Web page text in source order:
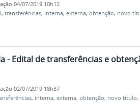
04/07/2019 10h12
, transferências, interna, externa, obtenção, novo
- Edital de transferências e
02/07/2019 18h37
, interna, externa, obtenção, novo título,